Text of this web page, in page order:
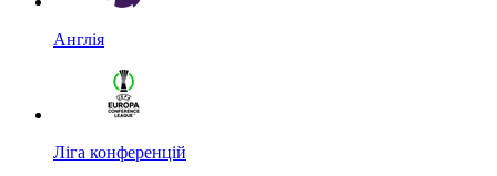
Англія
Ліга конференцій